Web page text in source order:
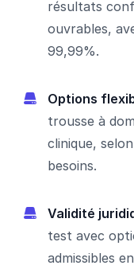
résultats
ouvrables,
99,99%.
Options
trousse à
clinique,
besoins.
Validité
test avec
admissibles